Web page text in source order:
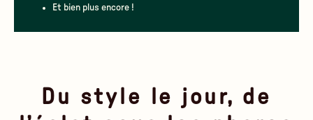
Et bien plus encore !
Du style le jour, de